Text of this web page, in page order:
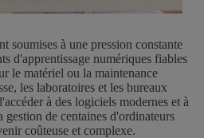
soumises à une pression constante
d'apprentissage numériques fiables
le matériel ou la maintenance
les laboratoires et les bureaux
à des logiciels modernes et à
gestion de centaines d'ordinateurs
coûteuse et complexe.